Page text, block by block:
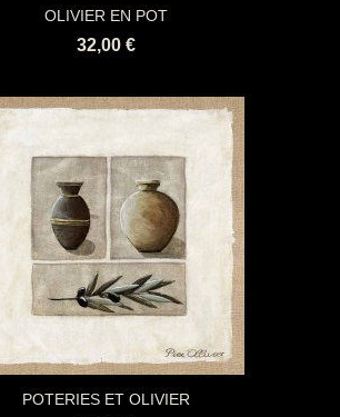
OLIVIER EN POT
32,00 €
POTERIES ET OLIVIER